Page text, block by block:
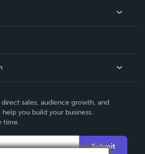
sales, audience growth, and
you build your business.
time.
Submit